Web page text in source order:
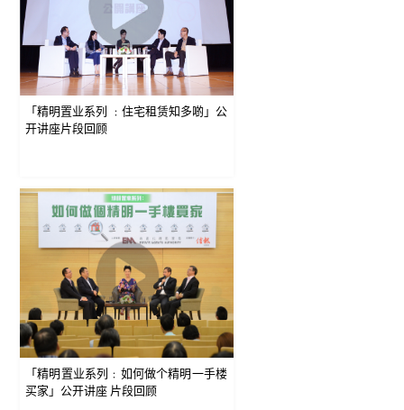
「精明置业系列 ﹕住宅租赁知多啲」公
开讲座片段回顾
「精明置业系列﹕如何做个精明一手楼
买家」公开讲座 片段回顾